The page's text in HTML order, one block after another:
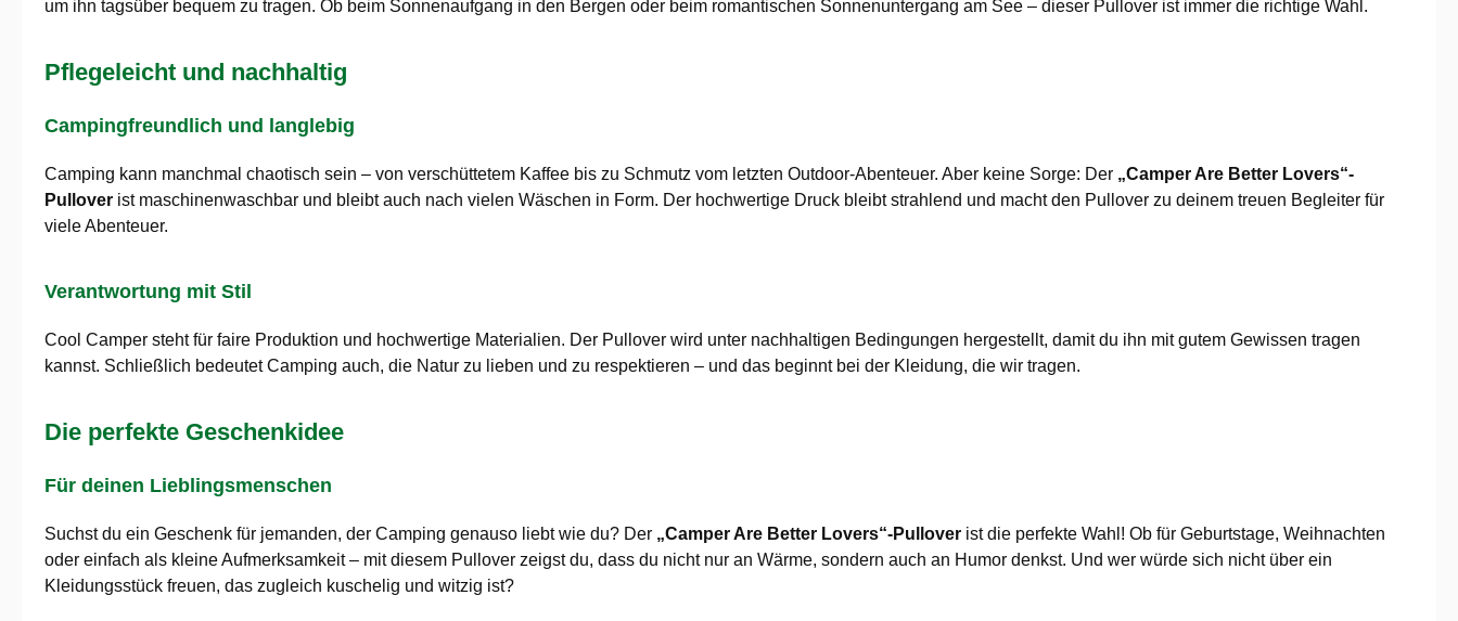
um ihn tagsüber bequem zu tragen. Ob beim Sonnenaufgang in den Bergen oder beim romantischen Sonnenuntergang am See – dieser Pullover ist immer die richtige Wahl.
Pflegeleicht und nachhaltig
Campingfreundlich und langlebig
Camping kann manchmal chaotisch sein – von verschüttetem Kaffee bis zu Schmutz vom letzten Outdoor-Abenteuer. Aber keine Sorge: Der „Camper Are Better Lovers“-
Pullover ist maschinenwaschbar und bleibt auch nach vielen Wäschen in Form. Der hochwertige Druck bleibt strahlend und macht den Pullover zu deinem treuen Begleiter für
viele Abenteuer.
Verantwortung mit Stil
Cool Camper steht für faire Produktion und hochwertige Materialien. Der Pullover wird unter nachhaltigen Bedingungen hergestellt, damit du ihn mit gutem Gewissen tragen
kannst. Schließlich bedeutet Camping auch, die Natur zu lieben und zu respektieren – und das beginnt bei der Kleidung, die wir tragen.
Die perfekte Geschenkidee
Für deinen Lieblingsmenschen
Suchst du ein Geschenk für jemanden, der Camping genauso liebt wie du? Der „Camper Are Better Lovers“-Pullover ist die perfekte Wahl! Ob für Geburtstage, Weihnachten
oder einfach als kleine Aufmerksamkeit – mit diesem Pullover zeigst du, dass du nicht nur an Wärme, sondern auch an Humor denkst. Und wer würde sich nicht über ein
Kleidungsstück freuen, das zugleich kuschelig und witzig ist?